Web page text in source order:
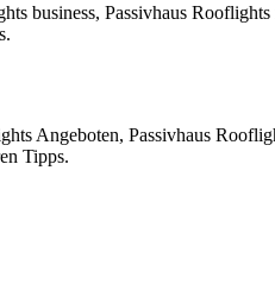
business, Passivhaus
Angeboten, Passivhaus
Tipps.